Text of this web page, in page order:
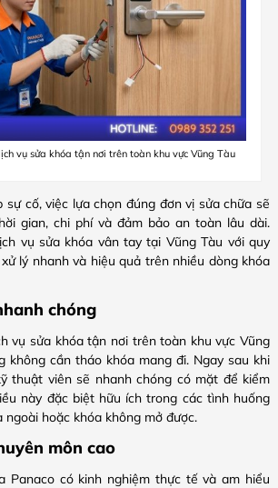
vụ sửa khóa tận nơi trên toàn khu vực Vũng Tàu
sự cố, việc lựa chọn đúng đơn vị sửa chữa sẽ
gian, chi phí và đảm bảo an toàn lâu dài.
vụ sửa khóa vân tay tại Vũng Tàu với quy
lý nhanh và hiệu quả trên nhiều dòng khóa
chóng
vụ sửa khóa tận nơi trên toàn khu vực Vũng
không cần tháo khóa mang đi. Ngay sau khi
thuật viên sẽ nhanh chóng có mặt để kiểm
này đặc biệt hữu ích trong các tình huống
ngoài hoặc khóa không mở được.
môn cao
Panaco có kinh nghiệm thực tế và am hiểu